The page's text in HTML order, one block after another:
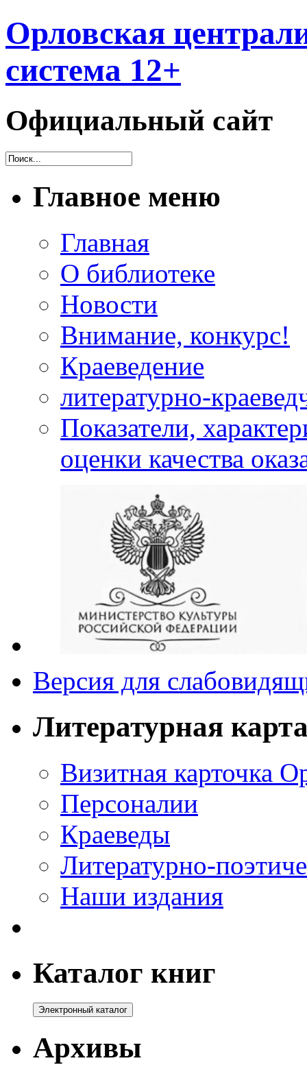
Орловская
система 12+
Официальный сайт
Главное меню
Главная
О библиотеке
Новости
Внимание, конкурс!
Краеведение
литературно-
Показатели,
оценки качества
Версия для
Литературная
Визитная карточка
Персоналии
Краеведы
Литературно-
Наши издания
Каталог книг
Архивы